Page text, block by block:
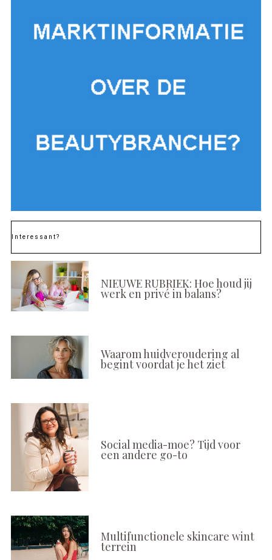
Interessant?
NIEUWE RUBRIEK: Hoe houd jij
werk en privé in balans?
Waarom huidveroudering al
begint voordat je het ziet
Social media-moe? Tijd voor
een andere go-to
Multifunctionele skincare wint
terrein